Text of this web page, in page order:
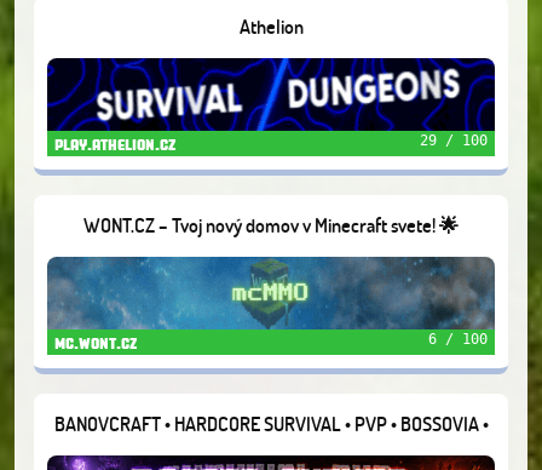
Athelion
play.athelion.cz 29 / 100
WONT.CZ – Tvoj nový domov v Minecraft svete! 🌟
mc.wont.cz 6 / 100
BANOVCRAFT • HARDCORE SURVIVAL • PVP • BOSSOVIA •
EVENTY • MINIHRY